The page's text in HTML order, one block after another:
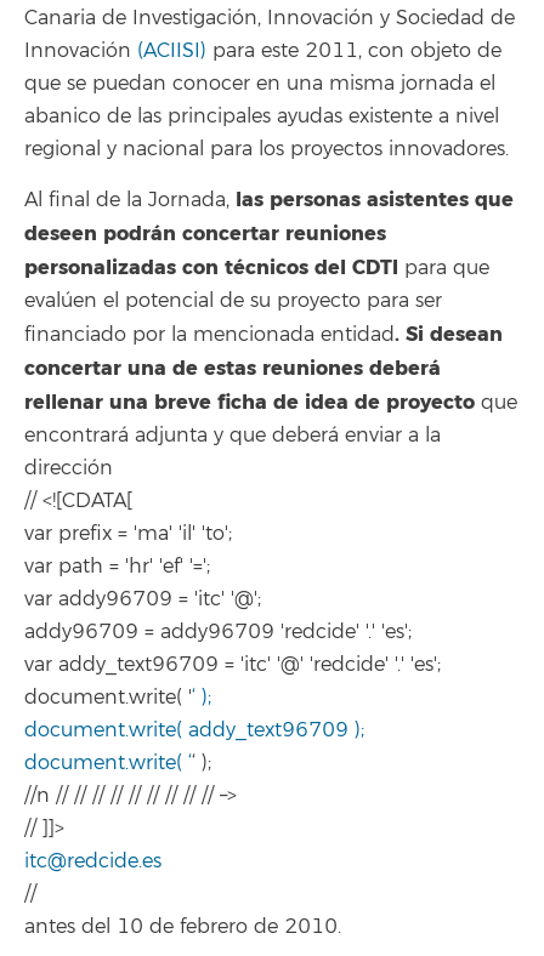
Canaria de Investigación, Innovación y Sociedad de
Innovación (ACIISI) para este 2011, con objeto de
que se puedan conocer en una misma jornada el
abanico de las principales ayudas existente a nivel
regional y nacional para los proyectos innovadores.
Al final de la Jornada, las personas asistentes que
deseen podrán concertar reuniones
personalizadas con técnicos del CDTI para que
evalúen el potencial de su proyecto para ser
financiado por la mencionada entidad. Si desean
concertar una de estas reuniones deberá
rellenar una breve ficha de idea de proyecto que
encontrará adjunta y que deberá enviar a la
dirección
// <![CDATA[
var prefix = 'ma' 'il' 'to';
var path = 'hr' 'ef' '=';
var addy96709 = 'itc' '@';
addy96709 = addy96709 'redcide' '.' 'es';
var addy_text96709 = 'itc' '@' 'redcide' '.' 'es';
document.write( '‘ );
document.write( addy_text96709 );
document.write( ‘‘ );
//n // // // // // // // // // –>
// ]]>
itc@redcide.es
//
antes del 10 de febrero de 2010.